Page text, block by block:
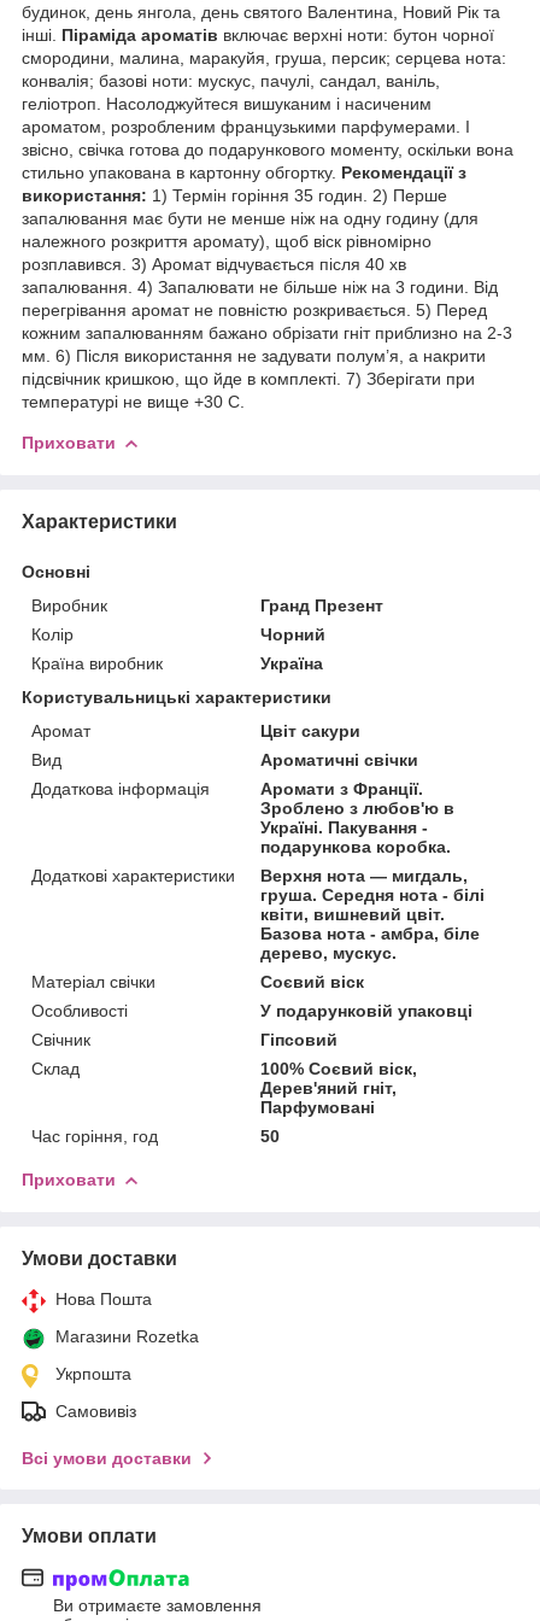
будинок, день янгола, день святого Валентина, Новий Рік та
інші. Піраміда ароматів включає верхні ноти: бутон чорної
смородини, малина, маракуйя, груша, персик; серцева нота:
конвалія; базові ноти: мускус, пачулі, сандал, ваніль,
геліотроп. Насолоджуйтеся вишуканим і насиченим
ароматом, розробленим французькими парфумерами. І
звісно, свічка готова до подарункового моменту, оскільки вона
стильно упакована в картонну обгортку. Рекомендації з
використання: 1) Термін горіння 35 годин. 2) Перше
запалювання має бути не менше ніж на одну годину (для
належного розкриття аромату), щоб віск рівномірно
розплавився. 3) Аромат відчувається після 40 хв
запалювання. 4) Запалювати не більше ніж на 3 години. Від
перегрівання аромат не повністю розкривається. 5) Перед
кожним запалюванням бажано обрізати гніт приблизно на 2-3
мм. 6) Після використання не задувати полум’я, а накрити
підсвічник кришкою, що йде в комплекті. 7) Зберігати при
температурі не вище +30 С.
Приховати
Характеристики
Основні
Виробник
Гранд Презент
Колір
Чорний
Країна виробник
Україна
Користувальницькі характеристики
Аромат
Цвіт сакури
Вид
Ароматичні свічки
Додаткова інформація
Аромати з Франції.
Зроблено з любов'ю в
Україні. Пакування -
подарункова коробка.
Додаткові характеристики
Верхня нота — мигдаль,
груша. Середня нота - білі
квіти, вишневий цвіт.
Базова нота - амбра, біле
дерево, мускус.
Матеріал свічки
Соєвий віск
Особливості
У подарунковій упаковці
Свічник
Гіпсовий
Склад
100% Соєвий віск,
Дерев'яний гніт,
Парфумовані
Час горіння, год
50
Приховати
Умови доставки
Нова Пошта
Магазини Rozetka
Укрпошта
Самовивіз
Всі умови доставки
Умови оплати
Ви отримаєте замовлення